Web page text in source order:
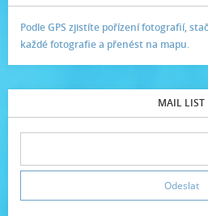
Podle GPS zjistíte pořízení fotografií,
každé fotografie a přenést na mapu.
MAIL LIST